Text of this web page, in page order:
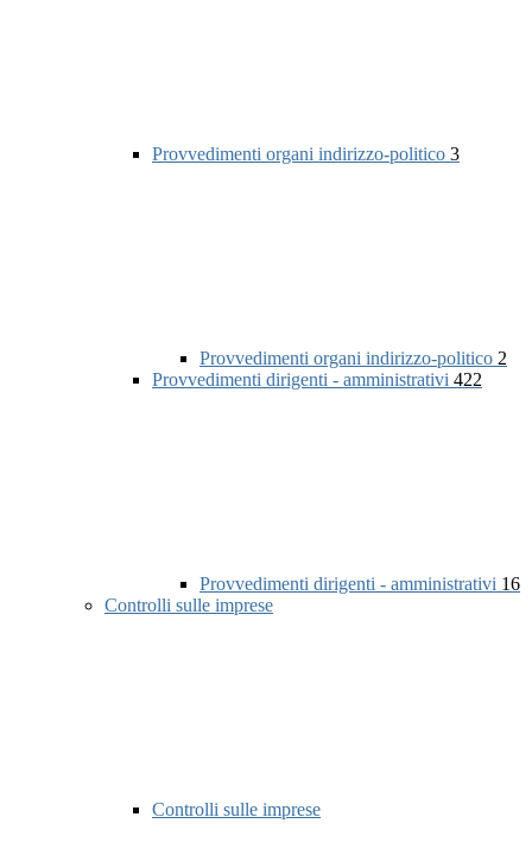
Provvedimenti organi indirizzo-politico 3
Provvedimenti organi indirizzo-politico 2
Provvedimenti dirigenti - amministrativi 422
Provvedimenti dirigenti - amministrativi 16
Controlli sulle imprese
Controlli sulle imprese